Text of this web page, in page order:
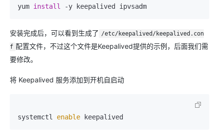
yum install
安装完成后，可以看到生成了 /etc/keepalived/keepalived.con
f 配置文件，不过这个文件是Keepalived提供的示例，后面我们需
要修改。
将 Keepalived 服务添加到开机自启动
systemctl enable